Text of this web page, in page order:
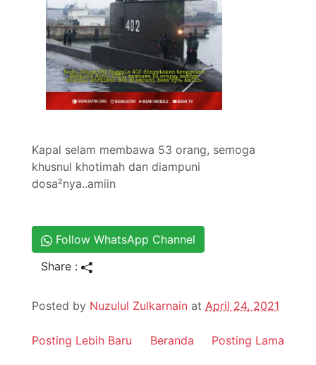
Kapal selam membawa 53 orang, semoga
khusnul khotimah dan diampuni
dosa²nya..amiin
Follow WhatsApp Channel
Share :
Posted by Nuzulul Zulkarnain at April 24, 2021
Posting Lebih Baru Posting Lama
Beranda